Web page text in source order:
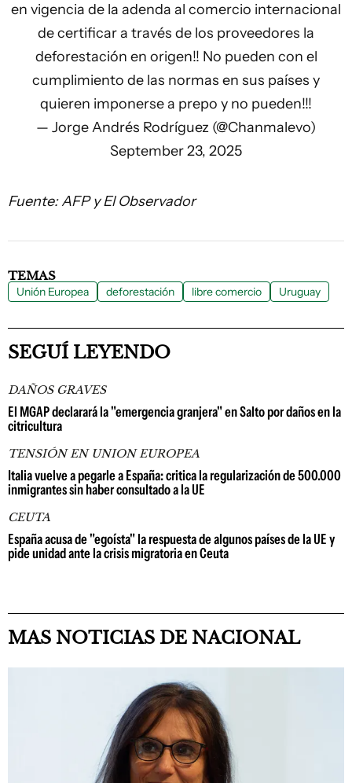
en vigencia de la adenda al comercio internacional
de certificar a través de los proveedores la
deforestación en origen!! No pueden con el
cumplimiento de las normas en sus países y
quieren imponerse a prepo y no pueden!!!
— Jorge Andrés Rodríguez (@Chanmalevo)
September 23, 2025
Fuente: AFP y El Observador
TEMAS
Unión Europea deforestación libre comercio Uruguay
SEGUÍ LEYENDO
DAÑOS GRAVES
El MGAP declarará la "emergencia granjera" en Salto por daños en la
citricultura
TENSIÓN EN UNION EUROPEA
Italia vuelve a pegarle a España: critica la regularización de 500.000
inmigrantes sin haber consultado a la UE
CEUTA
España acusa de "egoísta" la respuesta de algunos países de la UE y
pide unidad ante la crisis migratoria en Ceuta
MAS NOTICIAS DE NACIONAL